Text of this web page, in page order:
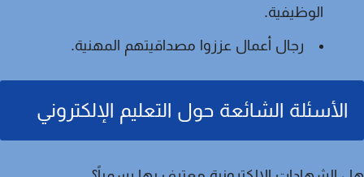
الوظيفية.
رجال أعمال عززوا مصداقيتهم المهنية.
الأسئلة الشائعة حول التعليم الإلكتروني